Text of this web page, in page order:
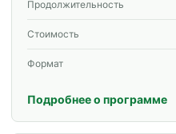
корпоративных групп.
Продолжительность
Стоимость
Формат
Подробнее о программе